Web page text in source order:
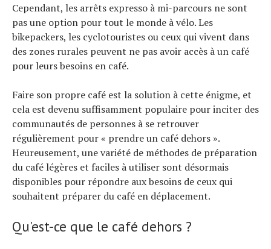
Cependant, les arrêts expresso à mi-parcours ne sont
pas une option pour tout le monde à vélo. Les
bikepackers, les cyclotouristes ou ceux qui vivent dans
des zones rurales peuvent ne pas avoir accès à un café
pour leurs besoins en café.
Faire son propre café est la solution à cette énigme, et
cela est devenu suffisamment populaire pour inciter des
communautés de personnes à se retrouver
régulièrement pour « prendre un café dehors ».
Heureusement, une variété de méthodes de préparation
du café légères et faciles à utiliser sont désormais
disponibles pour répondre aux besoins de ceux qui
souhaitent préparer du café en déplacement.
Qu'est-ce que le café dehors ?
Actualités
Technologies
Tests de produits
Conseils
Tous nos articles
À propos